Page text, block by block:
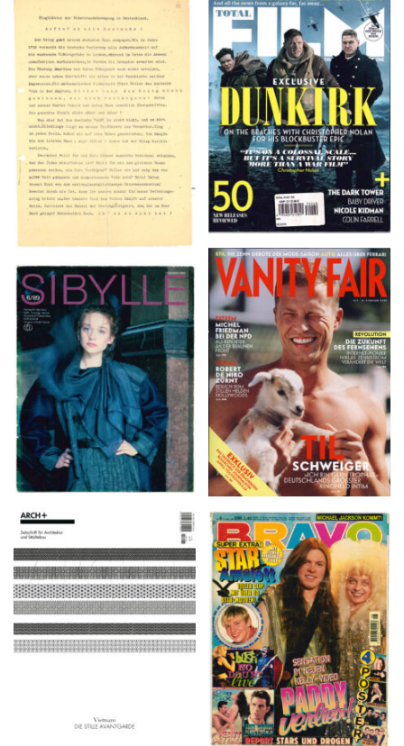
TOTAL FILM #260 –
SUMMER 2017
Flugblätter der Weissen
Rose – V, Januar 1943
VANITY FAIR – Nr. 7 –
8. Februar 2007
SIBYLLE 6/89
ARCH+ Nr. 226, Herbst
2016
BRAVO – Nr. 8, 13. Febr.
1997